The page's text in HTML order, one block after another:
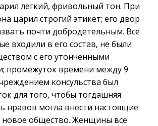
легкий, фривольный тон. При
царил строгий этикет; его двор
почти добродетельным. Все
входили в его состав, не были
с его утонченными
промежуток времени между 9
консульства был
для того, чтобы тогдашняя
нравов могла внести настоящие
новое общество. Женщины все